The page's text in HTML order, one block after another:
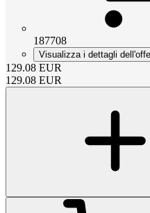
187708
Visualizza i dettagli
129.08 EUR
129.08 EUR